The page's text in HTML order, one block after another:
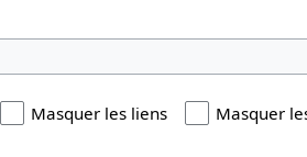
Masquer les liens Masquer